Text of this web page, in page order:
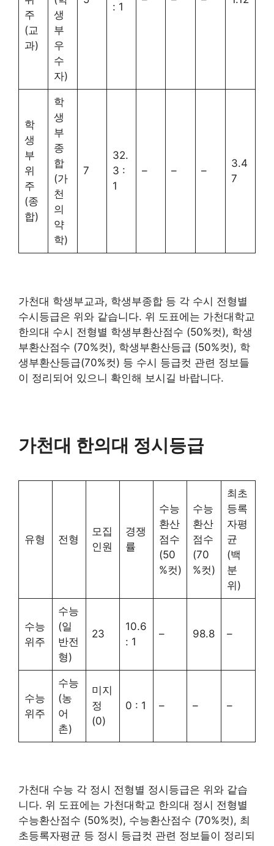
주
(교
과)
생
부
우
수
자)
: 1
학
생
부
위
주
(종
합)
학
생
부
종
합
(가
천
의
약
학)
7
32.
3 :
1
– – –
3.4
7
가천대 학생부교과, 학생부종합 등 각 수시 전형별
수시등급은 위와 같습니다. 위 도표에는 가천대학교
한의대 수시 전형별 학생부환산점수 (50%컷), 학생
부환산점수 (70%컷), 학생부환산등급 (50%컷), 학
생부환산등급(70%컷) 등 수시 등급컷 관련 정보들
이 정리되어 있으니 확인해 보시길 바랍니다.
가천대 한의대 정시등급
유형 전형
모집
인원
경쟁
률
수능
환산
점수
(50
%컷)
수능
환산
점수
(70
%컷)
최초
등록
자평
균
(백
분
위)
수능
위주
수능
(일
반전
형)
23
10.6
: 1
– 98.8 –
수능
위주
수능
(농
어
촌)
미지
정
(0)
0 : 1 – – –
가천대 수능 각 정시 전형별 정시등급은 위와 같습
니다. 위 도표에는 가천대학교 한의대 정시 전형별
수능환산점수 (50%컷), 수능환산점수 (70%컷), 최
초등록자평균 등 정시 등급컷 관련 정보들이 정리되